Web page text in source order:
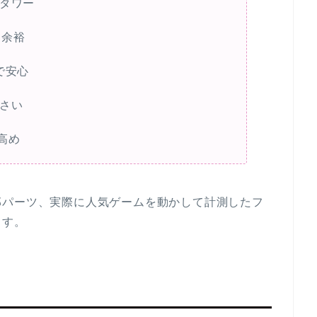
ワー
裕
安心
い
め
ーツ、実際に人気ゲームを動かして計測したフ
。